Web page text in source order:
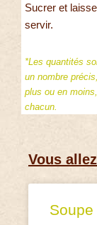
Sucrer et
servir.
*Les quantités
un nombre
plus ou en
chacun.
Vous